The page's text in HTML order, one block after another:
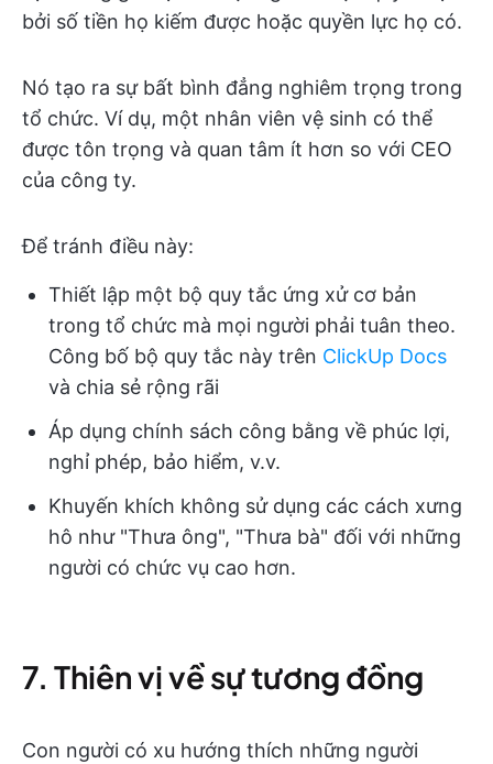
bởi số tiền họ kiếm được hoặc quyền lực họ có.
Nó tạo ra sự bất bình đẳng nghiêm trọng trong
tổ chức. Ví dụ, một nhân viên vệ sinh có thể
được tôn trọng và quan tâm ít hơn so với CEO
của công ty.
Để tránh điều này:
Thiết lập một bộ quy tắc ứng xử cơ bản
trong tổ chức mà mọi người phải tuân theo.
Công bố bộ quy tắc này trên ClickUp Docs
và chia sẻ rộng rãi
Áp dụng chính sách công bằng về phúc lợi,
nghỉ phép, bảo hiểm, v.v.
Khuyến khích không sử dụng các cách xưng
hô như "Thưa ông", "Thưa bà" đối với những
người có chức vụ cao hơn.
7. Thiên vị về sự tương đồng
Con người có xu hướng thích những người